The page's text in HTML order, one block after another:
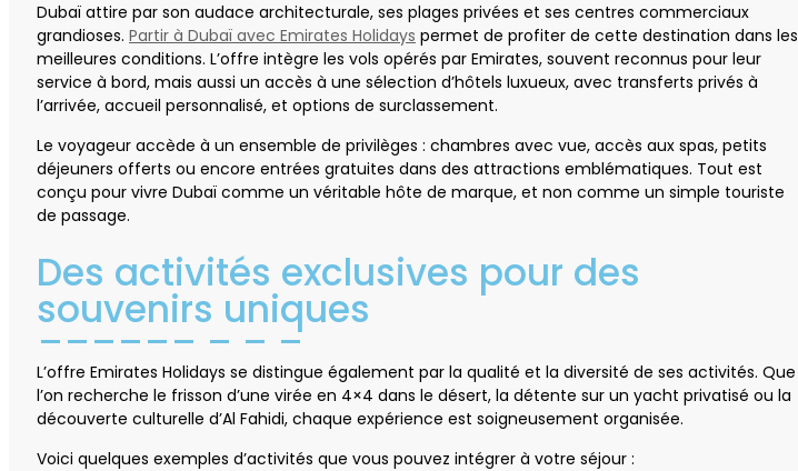
Dubaï attire par son audace architecturale, ses plages privées et ses centres commerciaux
grandioses. Partir à Dubaï avec Emirates Holidays permet de profiter de cette destination dans les
meilleures conditions. L’offre intègre les vols opérés par Emirates, souvent reconnus pour leur
service à bord, mais aussi un accès à une sélection d’hôtels luxueux, avec transferts privés à
l’arrivée, accueil personnalisé, et options de surclassement.
Le voyageur accède à un ensemble de privilèges : chambres avec vue, accès aux spas, petits
déjeuners offerts ou encore entrées gratuites dans des attractions emblématiques. Tout est
conçu pour vivre Dubaï comme un véritable hôte de marque, et non comme un simple touriste
de passage.
Des activités exclusives pour des
souvenirs uniques
L’offre Emirates Holidays se distingue également par la qualité et la diversité de ses activités. Que
l’on recherche le frisson d’une virée en 4×4 dans le désert, la détente sur un yacht privatisé ou la
découverte culturelle d’Al Fahidi, chaque expérience est soigneusement organisée.
Voici quelques exemples d’activités que vous pouvez intégrer à votre séjour :